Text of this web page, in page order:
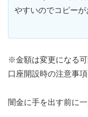
やすいのでコピー
※金額は変更になる
口座開設時の注意事
闇金に手を出す前に